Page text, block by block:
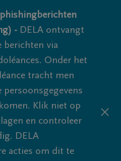
- DELA ontvangt
berichten via
Onder het
tracht men
persoonsgegevens
Klik niet op
en controleer
DELA
acties om dit te